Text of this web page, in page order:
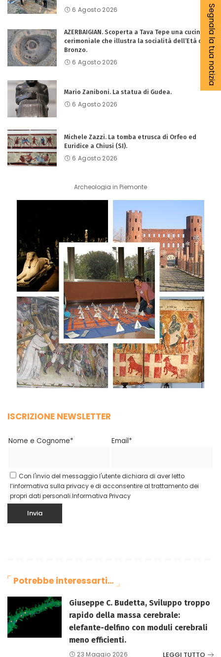
6 Agosto 2026
AZERBAIGIAN. Scoperta a Tava Tepe una cucina
cerimoniale che illustra la socialità dell’Età del
Bronzo.
6 Agosto 2026
Mario Zaniboni. La statua di Gudea.
6 Agosto 2026
Michele Zazzi. La tomba etrusca di Orfeo ed
Euridice a Chiusi (SI).
6 Agosto 2026
Archeologia in Piemonte
ISCRIZIONE NEWSLETTER
Nome e Cognome* Email*
Con l'invio del messaggio l'utente dichiara di aver letto
l’informativa sulla privacy e di acconsentire al trattamento dei
propri dati personali.Informativa Privacy
Potrebbe interessarti…
Giuseppe C. Budetta, Sviluppo troppo
rapido della massa cerebrale:
elefante-delfino con moduli cerebrali
meno efficienti.
23 Maggio 2026 LEGGI TUTTO
Segnala la tua notizia